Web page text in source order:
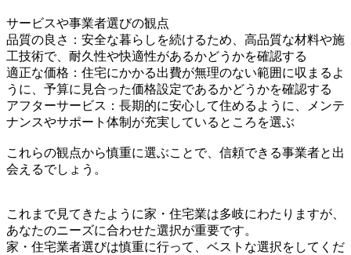
サービスや事業者選びの観点
品質の良さ：安全な暮らしを続けるため、高品質な材料や施
工技術で、耐久性や快適性があるかどうかを確認する
適正な価格：住宅にかかる出費が無理のない範囲に収まるよ
うに、予算に見合った価格設定であるかどうかを確認する
アフターサービス：長期的に安心して住めるように、メンテ
ナンスやサポート体制が充実しているところを選ぶ
これらの観点から慎重に選ぶことで、信頼できる事業者と出
会えるでしょう。
これまで見てきたように家・住宅業は多岐にわたりますが、
あなたのニーズに合わせた選択が重要です。
家・住宅業者選びは慎重に行って、ベストな選択をしてくだ